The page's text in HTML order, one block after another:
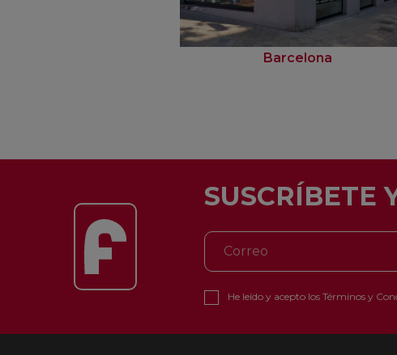
Barcelona
SUSCRÍBETE
He leído y acepto los Términos y